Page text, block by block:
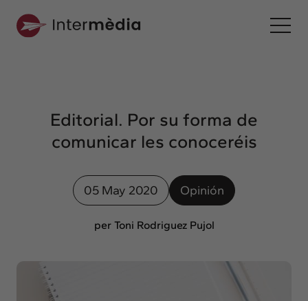
Interconexión
Nuestros servicios
Interacción
Proyectos
Intermèdia
Interrelación
Clientes
Editorial. Por su forma de
comunicar les conoceréis
05 May 2020 Opinión
per Toni Rodriguez Pujol